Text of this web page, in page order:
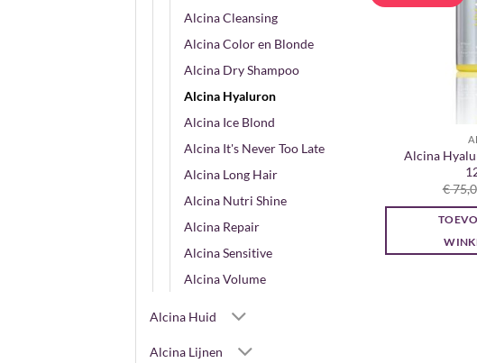
Alcina Cleansing
Alcina Color en Blonde
Alcina Dry Shampoo
Alcina Hyaluron
Alcina Ice Blond
Alcina It's Never Too Late
Alcina Long Hair
Alcina Nutri Shine
Alcina Repair
Alcina Sensitive
Alcina Volume
Alcina Huid
Alcina Lijnen
Alcina
€